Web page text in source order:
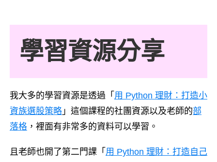
學習資源分享
我大多的學習資源是透過「 用 Python 理財：打造小
資族選股策略 」這個課程的社團資源以及老師的部
落格 ，裡面有非常多的資料可以學習。
且老師也開了第二門課「 用 Python 理財：打造自己